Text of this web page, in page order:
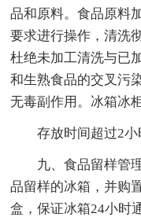
品和原料。食品原料
要求进行操作，清洗
杜绝未加工清洗与已
和生熟食品的交叉污
无毒副作用。冰箱冰
存放时间超过2小
九、食品留样管理
品留样的冰箱，并购
盒，保证冰箱24小时